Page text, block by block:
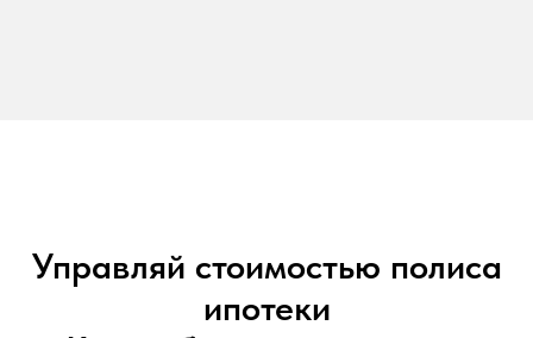
Управляй стоимостью полиса
ипотеки